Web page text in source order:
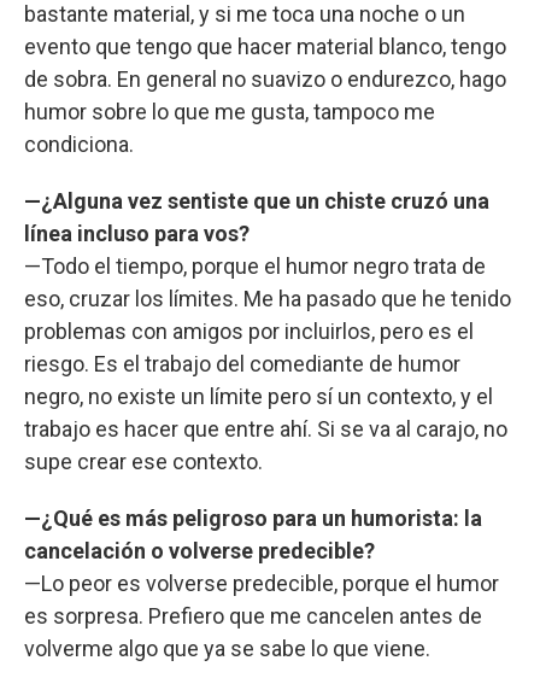
bastante material, y si me toca una noche o un
evento que tengo que hacer material blanco, tengo
de sobra. En general no suavizo o endurezco, hago
humor sobre lo que me gusta, tampoco me
condiciona.
—¿Alguna vez sentiste que un chiste cruzó una
línea incluso para vos?
—Todo el tiempo, porque el humor negro trata de
eso, cruzar los límites. Me ha pasado que he tenido
problemas con amigos por incluirlos, pero es el
riesgo. Es el trabajo del comediante de humor
negro, no existe un límite pero sí un contexto, y el
trabajo es hacer que entre ahí. Si se va al carajo, no
supe crear ese contexto.
—¿Qué es más peligroso para un humorista: la
cancelación o volverse predecible?
—Lo peor es volverse predecible, porque el humor
es sorpresa. Prefiero que me cancelen antes de
volverme algo que ya se sabe lo que viene.